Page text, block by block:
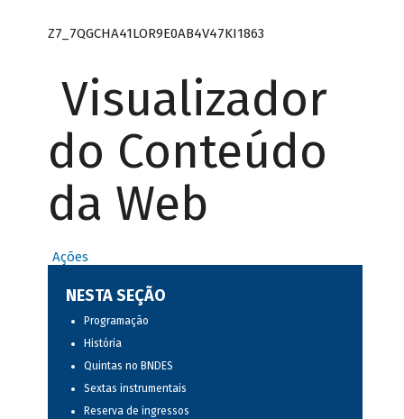
Z7_7QGCHA41LOR9E0AB4V47KI1863
Visualizador
do Conteúdo
da Web
Ações
NESTA SEÇÃO
Programação
História
Quintas no BNDES
Sextas instrumentais
Reserva de ingressos